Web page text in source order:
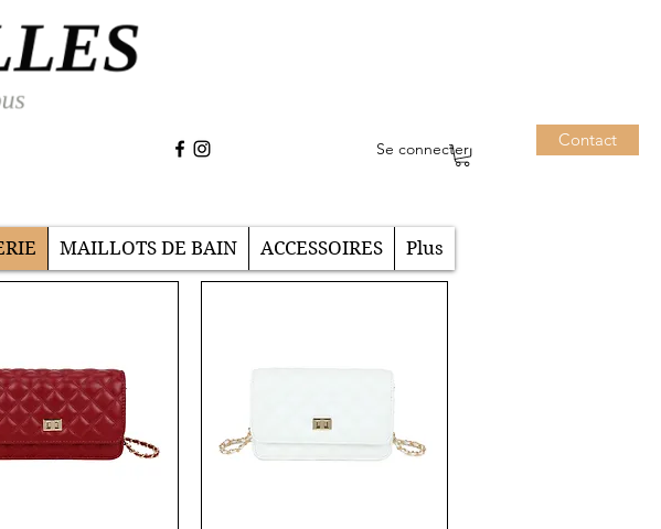
Contact
Se connecter
MAILLOTS DE BAIN ACCESSOIRES Plus